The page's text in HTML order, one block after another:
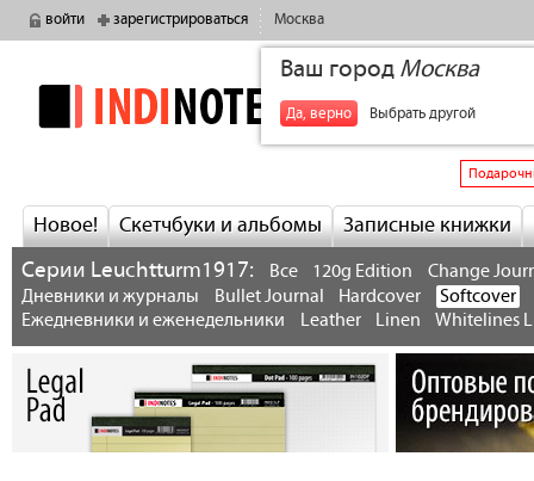
войти зарегистрироваться Москва
Ваш город Москва
Да, верно Выбрать другой
indinotes
Новое! Скетчбуки и альбомы Записные книжки
Серии Leuchtturm1917: Все 120g Edition
Change
Дневники и журналы
Bullet Journal Hardcover
Softcover
Ежедневники и еженедельники
Leather Linen Whitelines